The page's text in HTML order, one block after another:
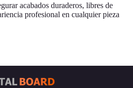
acabados duraderos, libres de
profesional en cualquier pieza